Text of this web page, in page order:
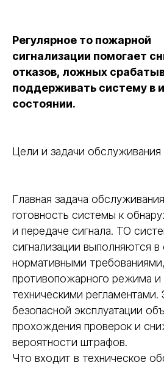
Регулярное то пожарной
сигнализации помогает
отказов, ложных
поддерживать систему в
состоянии.
Цели и задачи обслуживания
Главная задача
готовность системы к
и передаче сигнала. ТО
сигнализации выполняются в
нормативными
противопожарного режима
техническими
безопасной эксплуатации
прохождения проверок и
вероятности штрафов.
Что входит в техническое